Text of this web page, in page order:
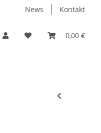
News Kontakt
0,00 €